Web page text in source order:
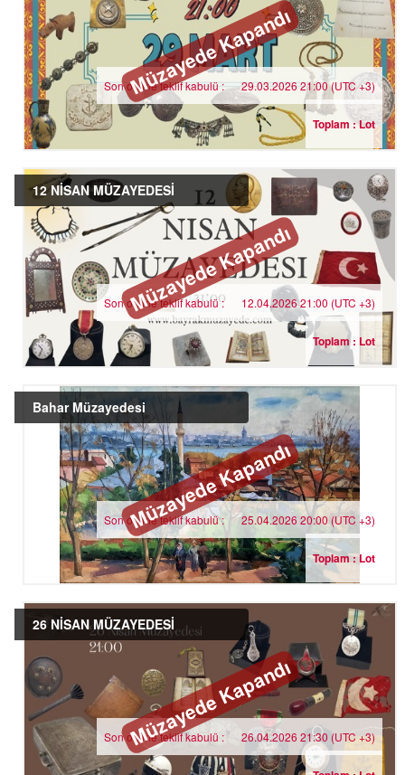
Müzayede Kapandı
Son online teklif kabulü : 29.03.2026 21:00 (UTC +3)
Toplam : Lot
12 NİSAN MÜZAYEDESİ
Müzayede Kapandı
Son online teklif kabulü : 12.04.2026 21:00 (UTC +3)
Toplam : Lot
Bahar Müzayedesi
Müzayede Kapandı
Son online teklif kabulü : 25.04.2026 20:00 (UTC +3)
Toplam : Lot
26 NİSAN MÜZAYEDESİ
Müzayede Kapandı
Son online teklif kabulü : 26.04.2026 21:30 (UTC +3)